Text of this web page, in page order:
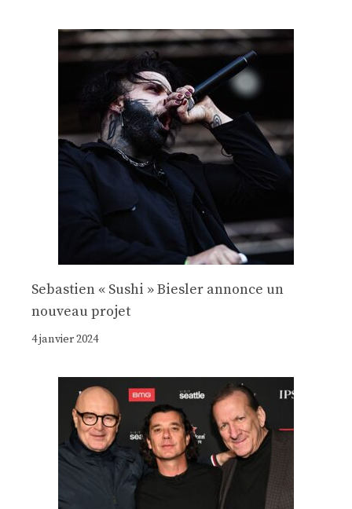
Sebastien « Sushi » Biesler annonce un
nouveau projet
4 janvier 2024